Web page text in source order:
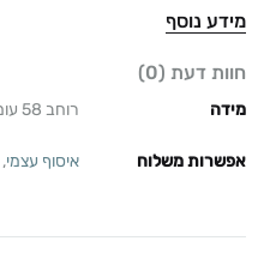
מידע נוסף
חוות דעת (0)
מידה רוחב 58 עומק 60 גובה 80 ס"מ
אפשרות משלוח איסוף עצמי,